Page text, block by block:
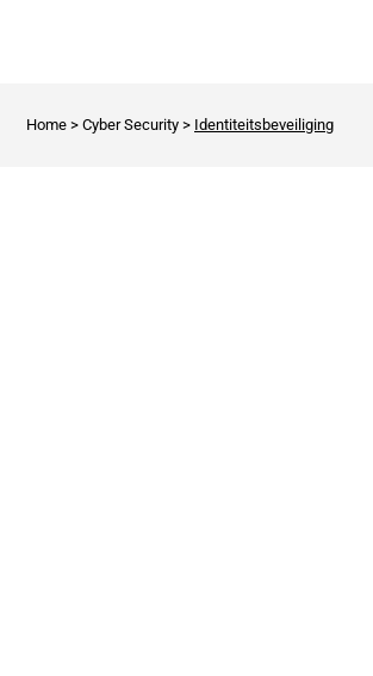
Home > Cyber Security > Identiteitsbeveiliging